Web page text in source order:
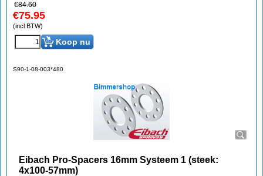
€84.60
€75.95
(incl BTW)
Koop nu
S90-1-08-003*480
Eibach Pro-Spacers 16mm Systeem 1 (steek:
4x100-57mm)